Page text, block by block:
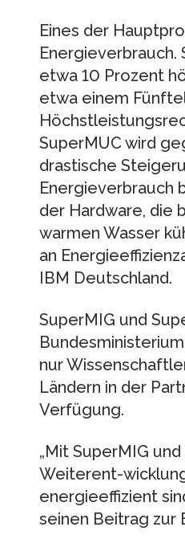
Eines der
etwa 10 Prozent
etwa einem
SuperMUC wird
drastische
Energieverbrauch
der Hardware, die
warmen Wasser
an
IBM Deutschland.
SuperMIG und
nur
Ländern in der
Verfügung.
„Mit SuperMIG
Weiterent-
energieeffizient
seinen Beitrag zur